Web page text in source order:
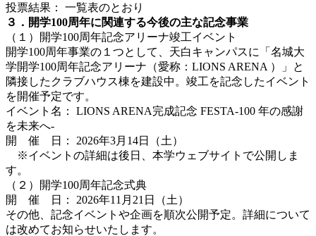
投票結果： 一覧表のとおり
３．開学100周年に関連する今後の主な記念事業
（１）開学100周年記念アリーナ竣工イベント
開学100周年事業の１つとして、天白キャンパスに「名城大
学開学100周年記念アリーナ（愛称：LIONS ARENA ）」と
隣接したクラブハウス棟を建設中。竣工を記念したイベント
を開催予定です。
イベント名： LIONS ARENA完成記念 FESTA‐100 年の感謝
を未来へ‐
開 催 日： 2026年3月14日（土）
※イベントの詳細は後日、本学ウェブサイトで公開しま
す。
（２）開学100周年記念式典
開 催 日： 2026年11月21日（土）
その他、記念イベントや企画を順次公開予定。詳細について
は改めてお知らせいたします。